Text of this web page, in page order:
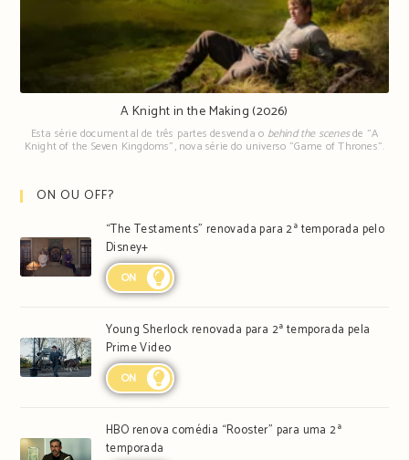
A Knight in the Making (2026)
Esta série documental de três partes desvenda o behind the scenesde "A
Knight of the Seven Kingdoms", nova série do universo "Game of Thrones".
ON OU OFF?
“The Testaments” renovada para 2ª temporada pelo
Disney+
ON
Young Sherlock renovada para 2ª temporada pela
Prime Video
ON
HBO renova comédia “Rooster” para uma 2ª
temporada